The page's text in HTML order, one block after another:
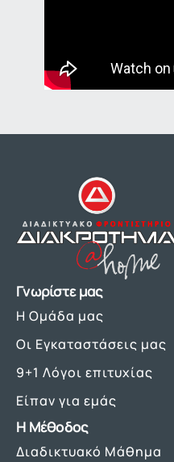
Γνωρίστε μας
Η Ομάδα μας
Οι Εγκαταστάσεις μας
9+1 Λόγοι επιτυχίας
Είπαν για εμάς
Η Μέθοδος
Διαδικτυακό Μάθημα